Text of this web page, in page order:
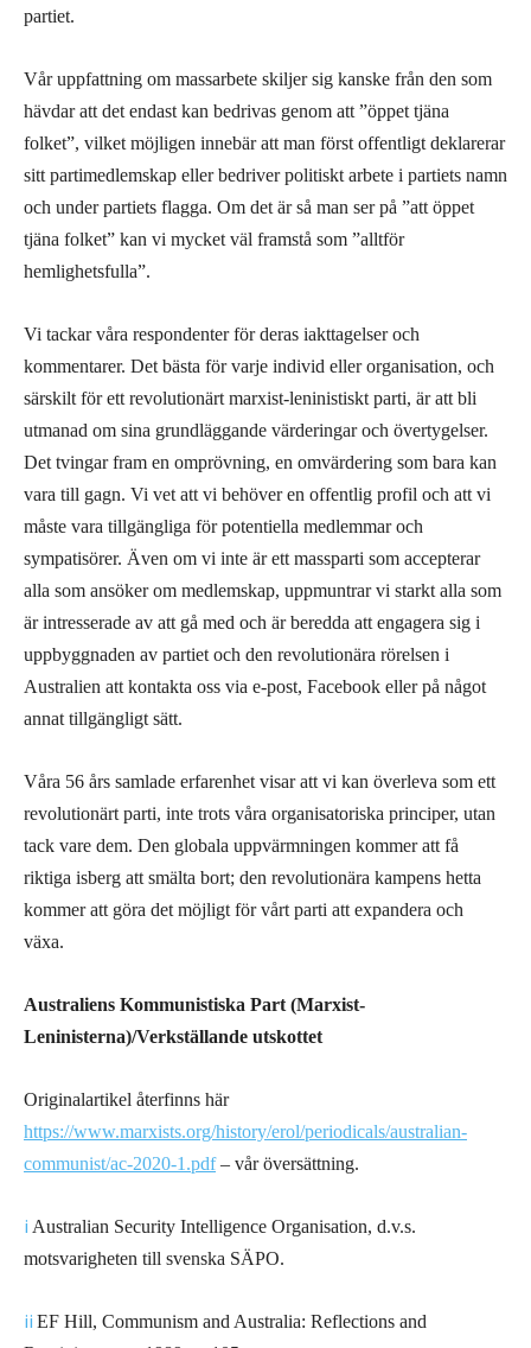
partiet.
Vår uppfattning om massarbete skiljer sig kanske från den som
hävdar att det endast kan bedrivas genom att ”öppet tjäna
folket”, vilket möjligen innebär att man först offentligt deklarerar
sitt partimedlemskap eller bedriver politiskt arbete i partiets namn
och under partiets flagga. Om det är så man ser på ”att öppet
tjäna folket” kan vi mycket väl framstå som ”alltför
hemlighetsfulla”.
Vi tackar våra respondenter för deras iakttagelser och
kommentarer. Det bästa för varje individ eller organisation, och
särskilt för ett revolutionärt marxist-leninistiskt parti, är att bli
utmanad om sina grundläggande värderingar och övertygelser.
Det tvingar fram en omprövning, en omvärdering som bara kan
vara till gagn. Vi vet att vi behöver en offentlig profil och att vi
måste vara tillgängliga för potentiella medlemmar och
sympatisörer. Även om vi inte är ett massparti som accepterar
alla som ansöker om medlemskap, uppmuntrar vi starkt alla som
är intresserade av att gå med och är beredda att engagera sig i
uppbyggnaden av partiet och den revolutionära rörelsen i
Australien att kontakta oss via e-post, Facebook eller på något
annat tillgängligt sätt.
Våra 56 års samlade erfarenhet visar att vi kan överleva som ett
revolutionärt parti, inte trots våra organisatoriska principer, utan
tack vare dem. Den globala uppvärmningen kommer att få
riktiga isberg att smälta bort; den revolutionära kampens hetta
kommer att göra det möjligt för vårt parti att expandera och
växa.
Australiens Kommunistiska Part (Marxist-
Leninisterna)/Verkställande utskottet
Originalartikel återfinns här
https://www.marxists.org/history/erol/periodicals/australian-
communist/ac-2020-1.pdf– vår översättning.
i Australian Security Intelligence Organisation, d.v.s.
motsvarigheten till svenska SÄPO.
ii EF Hill, Communism and Australia: Reflections and